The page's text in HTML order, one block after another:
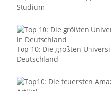
Studium
Top 10: Die größten
Deutschland